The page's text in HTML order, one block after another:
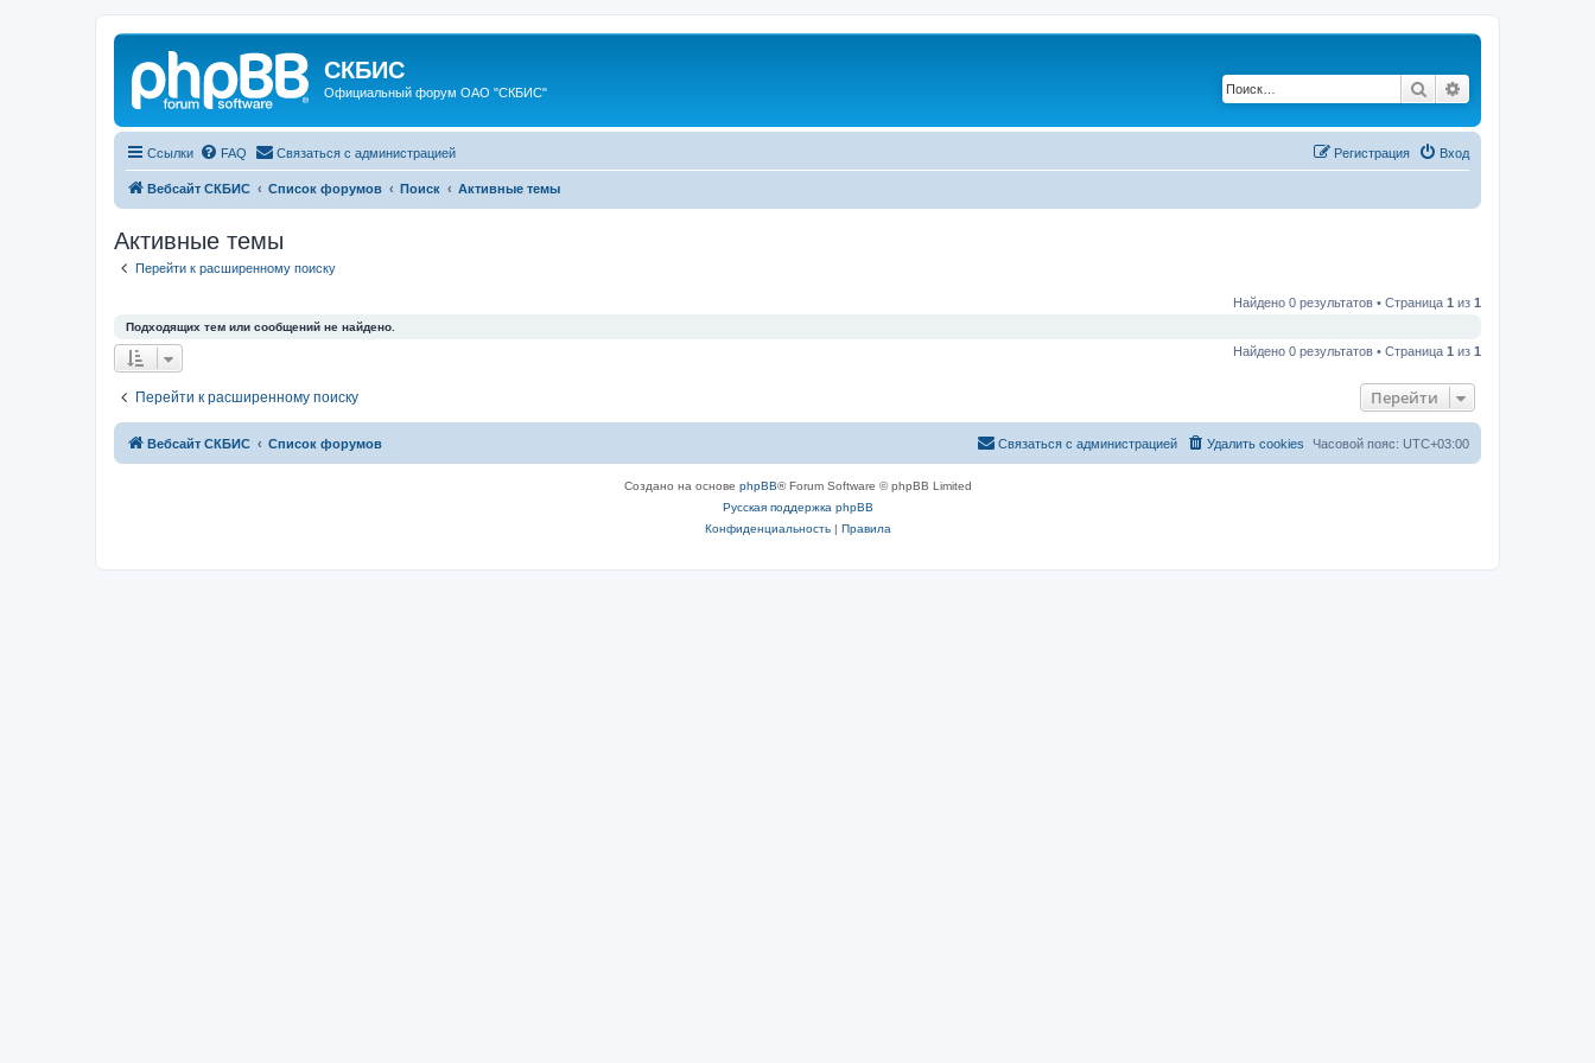
СКБИС
Официальный форум ОАО "СКБИС" Поиск
Ссылки FAQ Связаться с администрацией Вход
Регистрация
Вебсайт СКБИС Список форумов Поиск Активные темы
Активные темы
Перейти к расширенному поиску
Найдено 0 результатов • Страница 1 из 1
Подходящих тем или сообщений не найдено.
Найдено 0 результатов • Страница 1 из 1
Перейти к расширенному поиску Перейти
Вебсайт СКБИС Список форумов Часовой пояс: UTC+03:00
Удалить cookies
Связаться с администрацией
Создано на основе phpBB® Forum Software © phpBB Limited
Русская поддержка phpBB
Конфиденциальность| Правила